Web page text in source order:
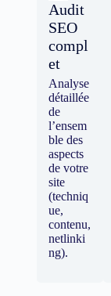
Audit
SEO
compl
et
Analyse
détaillée
de
l’ensem
ble des
aspects
de votre
site
(techniq
ue,
contenu,
netlinki
ng).